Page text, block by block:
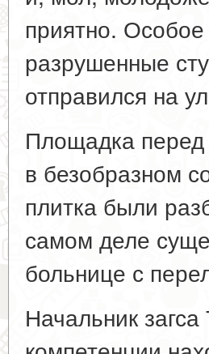
приятно.
разрушенные
отправился на
Площадка перед
в безобразном
плитка были
самом деле
больнице с
Начальник